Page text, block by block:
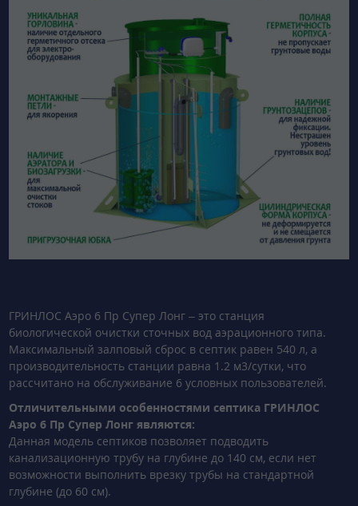
ГРИНЛОС Аэро 6 Пр Супер Лонг – это станция
биологической очистки сточных вод аэрационного типа.
Максимальный залповый сброс в септик равен 540 л, а
производительность станции равна 1.2 м3/сутки, что
рассчитано на обслуживание 6 условных пользователей.
Отличительными особенностями септика ГРИНЛОС
Аэро 6 Пр Супер Лонг являются:
Данная модель септиков позволяет подводить
канализационную трубу на глубине до 140 см, если нет
возможности выполнить врезку трубы на стандартной
глубине (до 60 см).